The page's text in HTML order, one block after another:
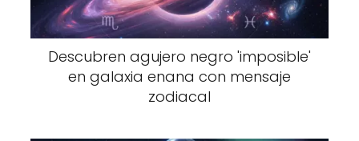
Descubren agujero negro 'imposible'
en galaxia enana con mensaje
zodiacal